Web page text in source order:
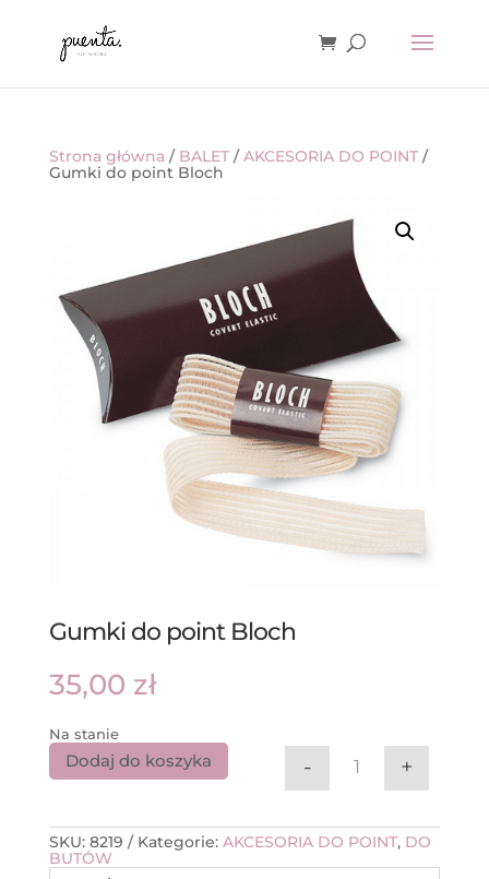
Strona główna / BALET/AKCESORIA DO POINT/
Gumki do point Bloch
Gumki do point Bloch
35,00 zł
Na stanie
ilość Gumki do
- +
Dodaj do koszyka
SKU: 8219 Kategorie: AKCESORIA DO POINT, DO
BUTÓW